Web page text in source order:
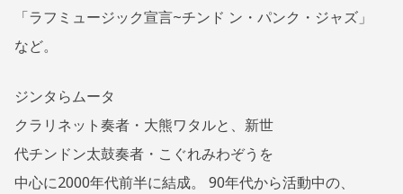
「ラフミュージック宣言~チンド ン・パンク・ジャズ」
など。
ジンタらムータ
クラリネット奏者・大熊ワタルと、新世
代チンドン太鼓奏者・こぐれみわぞうを
中心に2000年代前半に結成。 90年代から活動中の、